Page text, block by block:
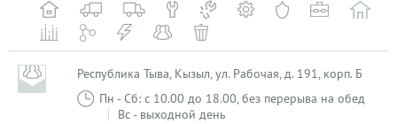
Республика Тыва, Кызыл, ул. Рабочая, д. 191, корп. Б
Пн - Сб: с 10.00 до 18.00, без перерыва на обед
Вс - выходной день